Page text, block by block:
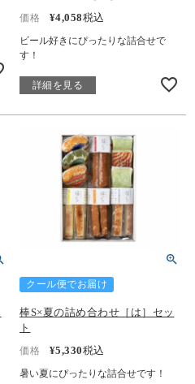
価格 ¥4,058税込
ビール好きにぴったりな詰合せで
す！
詳細を見る
クール便でお届け
棒S×夏の詰め合わせ［は］セッ
ト
価格 ¥5,330税込
暑い夏にぴったりな詰合せです！